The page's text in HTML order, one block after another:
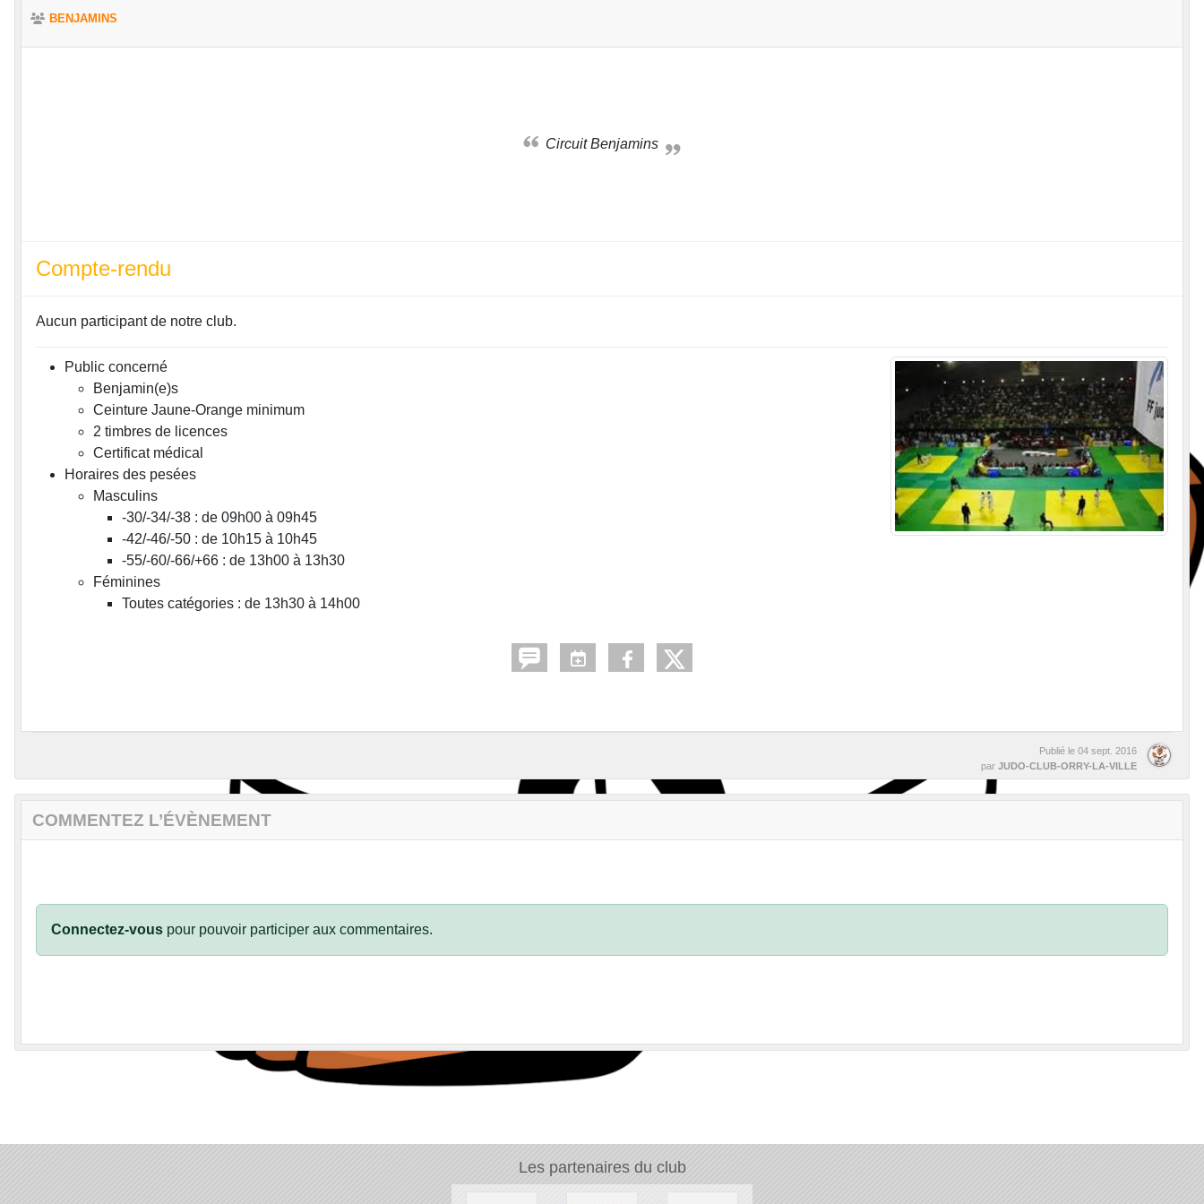
BENJAMINS
Circuit Benjamins
Compte-rendu
Aucun participant de notre club.
Public concerné
Benjamin(e)s
Ceinture Jaune-Orange minimum
2 timbres de licences
Certificat médical
Horaires des pesées
Masculins
-30/-34/-38 : de 09h00 à 09h45
-42/-46/-50 : de 10h15 à 10h45
-55/-60/-66/+66 : de 13h00 à 13h30
Féminines
Toutes catégories : de 13h30 à 14h00
Publié le 04 sept. 2016
par JUDO-CLUB-ORRY-LA-VILLE
COMMENTEZ L’ÉVÈNEMENT
Connectez-vous pour pouvoir participer aux commentaires.
Les partenaires du club